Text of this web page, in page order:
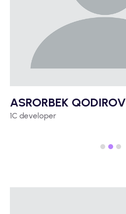
ASRORBEK QODIROV
1C developer